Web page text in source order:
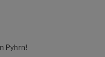
Pyhrn!